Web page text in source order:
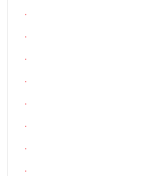
.
.
.
.
.
.
.
.